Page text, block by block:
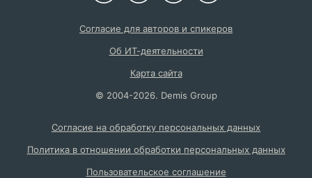
Согласие для авторов и спикеров
Об ИТ-деятельности
Карта сайта
© 2004-2026. Demis Group
Согласие на обработку персональных данных
Политика в отношении обработки персональных данных
Пользовательское соглашение